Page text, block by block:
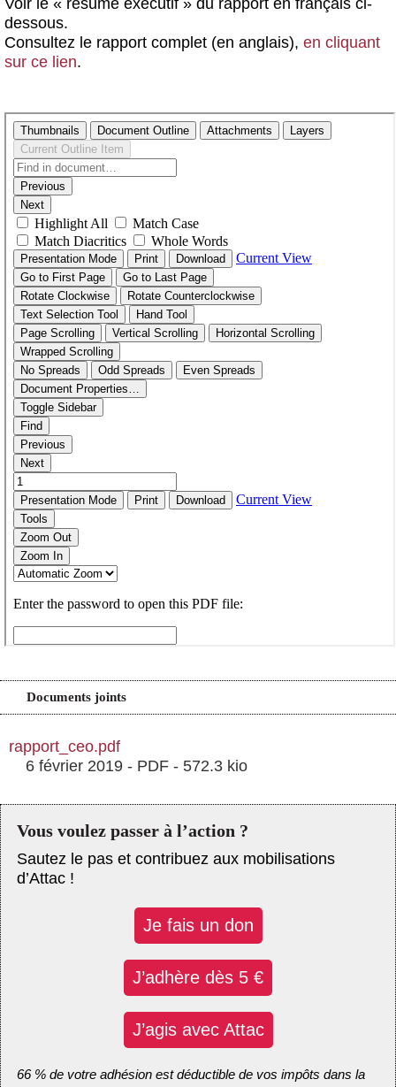
Voir le « résumé exécutif » du rapport en français ci-
dessous.
Consultez le rapport complet (en anglais), en cliquant
sur ce lien.
Documents joints
rapport_ceo.pdf
6 février 2019 - PDF - 572.3 kio
Vous voulez passer à l’action ?
Sautez le pas et contribuez aux mobilisations
d’Attac !
Je fais un don
J’adhère dès 5 €
J’agis avec Attac
66 % de votre adhésion est déductible de vos impôts dans la